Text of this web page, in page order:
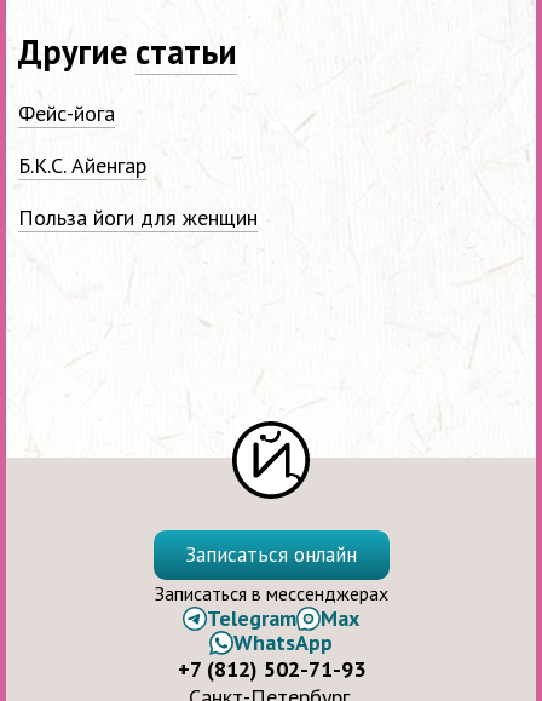
Другие статьи
Фейс-йога
Б.К.С. Айенгар
Польза йоги для женщин
Записаться онлайн
Записаться в мессенджерах
Telegram
Max
WhatsApp
+7 (812) 502-71-93